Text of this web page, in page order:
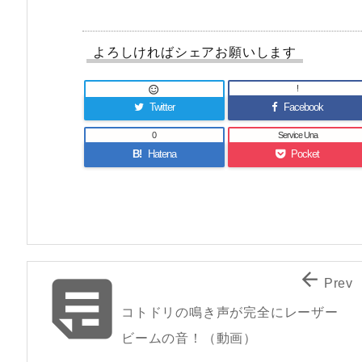
よろしければシェアお願いします
Twitter

Facebook
!
B! Hatena
0
Pocket
Service Una

コトドリの鳴き声が完全にレーザー
ビームの音！（動画）
 Prev